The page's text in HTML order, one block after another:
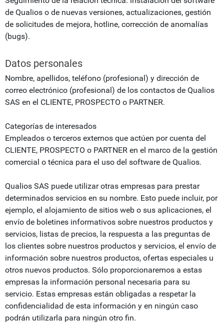
de Qualios o de nuevas versiones, actualizaciones, gestión
de solicitudes de mejora, hotline, corrección de anomalías
(bugs).
Datos personales
Nombre, apellidos, teléfono (profesional) y dirección de
correo electrónico (profesional) de los contactos de Qualios
SAS en el CLIENTE, PROSPECTO o PARTNER.
Categorías de interesados
Empleados o terceros externos que actúen por cuenta del
CLIENTE, PROSPECTO o PARTNER en el marco de la gestión
comercial o técnica para el uso del software de Qualios.
Qualios SAS puede utilizar otras empresas para prestar
determinados servicios en su nombre. Esto puede incluir, por
ejemplo, el alojamiento de sitios web o sus aplicaciones, el
envío de boletines informativos sobre nuestros productos y
servicios, listas de precios, la respuesta a las preguntas de
los clientes sobre nuestros productos y servicios, el envío de
información sobre nuestros productos, ofertas especiales u
otros nuevos productos. Sólo proporcionaremos a estas
empresas la información personal necesaria para su
servicio. Estas empresas están obligadas a respetar la
confidencialidad de esta información y en ningún caso
podrán utilizarla para ningún otro fin.